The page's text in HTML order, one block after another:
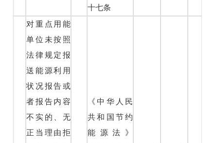
十七条
对重点用能
单位未按照
法律规定报
送能源利用
状况报告或
者报告内容
不实的、无
正当理由拒
《中华人民
共和国节约
能源法》